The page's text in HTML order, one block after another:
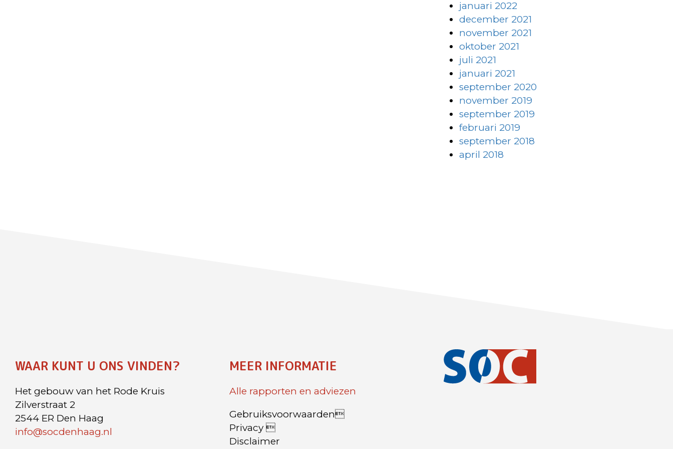
januari 2022
december 2021
november 2021
oktober 2021
juli 2021
januari 2021
september 2020
november 2019
september 2019
februari 2019
september 2018
april 2018
WAAR KUNT U ONS VINDEN?
Het gebouw van het Rode Kruis
Zilverstraat 2
2544 ER Den Haag
info@socdenhaag.nl
MEER INFORMATIE
Alle rapporten en adviezen
Gebruiksvoorwaarden
Privacy 
Disclaimer